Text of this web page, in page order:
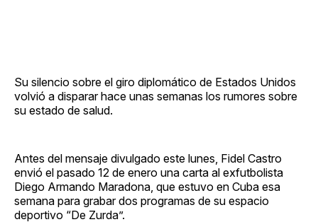
Su silencio sobre el giro diplomático de Estados Unidos
volvió a disparar hace unas semanas los rumores sobre
su estado de salud.
Antes del mensaje divulgado este lunes, Fidel Castro
envió el pasado 12 de enero una carta al exfutbolista
Diego Armando Maradona, que estuvo en Cuba esa
semana para grabar dos programas de su espacio
deportivo “De Zurda”.